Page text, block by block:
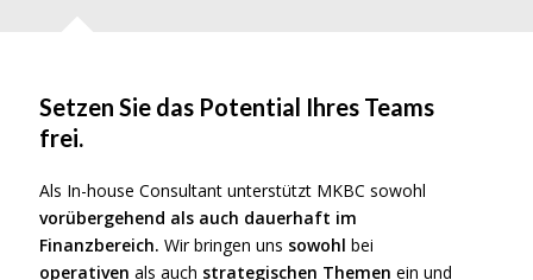
Setzen Sie das Potential Ihres Teams
frei.
Als In-house Consultant unterstützt MKBC sowohl
vorübergehend als auch dauerhaft im
Finanzbereich. Wir bringen uns sowohl bei
operativen als auch strategischen Themen ein und